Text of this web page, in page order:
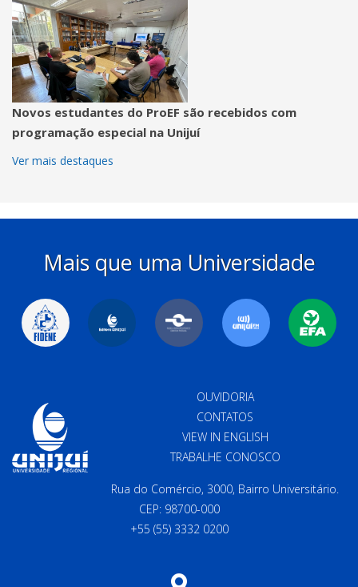
Novos estudantes do ProEF são recebidos com
programação especial na Unijuí
Ver mais destaques
Mais que uma Universidade
OUVIDORIA
CONTATOS
VIEW IN ENGLISH
TRABALHE CONOSCO
Rua do Comércio, 3000, Bairro Universitário.
CEP: 98700-000
+55 (55) 3332 0200